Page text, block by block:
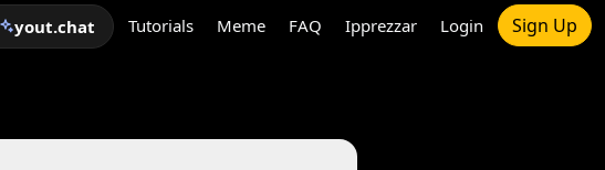
yout.chat Tutorials Meme FAQ Ipprezzar Login Sign Up